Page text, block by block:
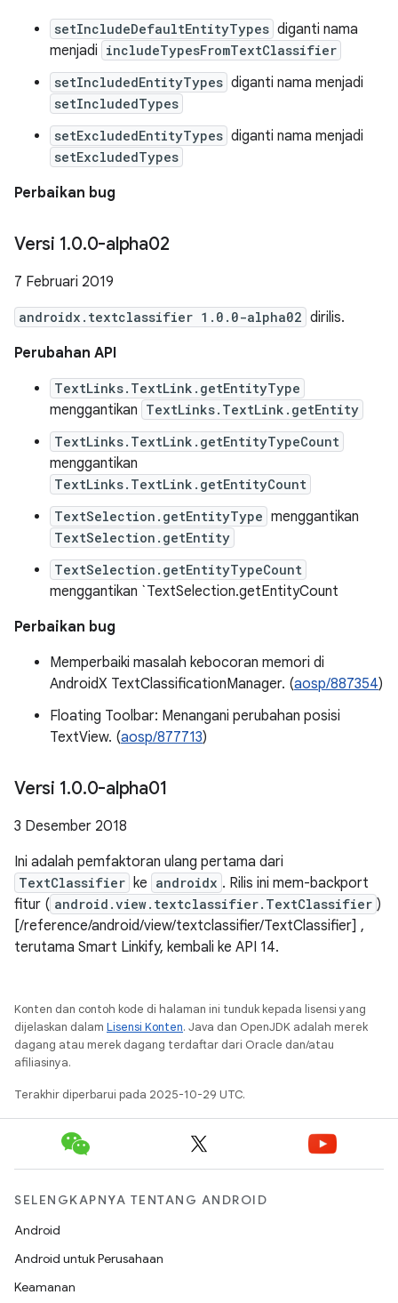
setIncludeDefaultEntityTypes diganti nama
menjadi includeTypesFromTextClassifier
setIncludedEntityTypes diganti nama menjadi
setIncludedTypes
setExcludedEntityTypes diganti nama menjadi
setExcludedTypes
Perbaikan bug
Versi 1.0.0-alpha02
7 Februari 2019
androidx.textclassifier 1.0.0-alpha02 dirilis.
Perubahan API
TextLinks.TextLink.getEntityType
menggantikan TextLinks.TextLink.getEntity
TextLinks.TextLink.getEntityTypeCount
menggantikan
TextLinks.TextLink.getEntityCount
TextSelection.getEntityType menggantikan
TextSelection.getEntity
TextSelection.getEntityTypeCount
menggantikan `TextSelection.getEntityCount
Perbaikan bug
Memperbaiki masalah kebocoran memori di
AndroidX TextClassificationManager. (aosp/887354)
Floating Toolbar: Menangani perubahan posisi
TextView. (aosp/877713)
Versi 1.0.0-alpha01
3 Desember 2018
Ini adalah pemfaktoran ulang pertama dari
TextClassifier ke androidx . Rilis ini mem-backport
fitur ( android.view.textclassifier.TextClassifier )
[/reference/android/view/textclassifier/TextClassifier] ,
terutama Smart Linkify, kembali ke API 14.
Konten dan contoh kode di halaman ini tunduk kepada lisensi yang
dijelaskan dalam Lisensi Konten. Java dan OpenJDK adalah merek
dagang atau merek dagang terdaftar dari Oracle dan/atau
afiliasinya.
Terakhir diperbarui pada 2025-10-29 UTC.
SELENGKAPNYA TENTANG ANDROID
Android
Android untuk Perusahaan
Keamanan